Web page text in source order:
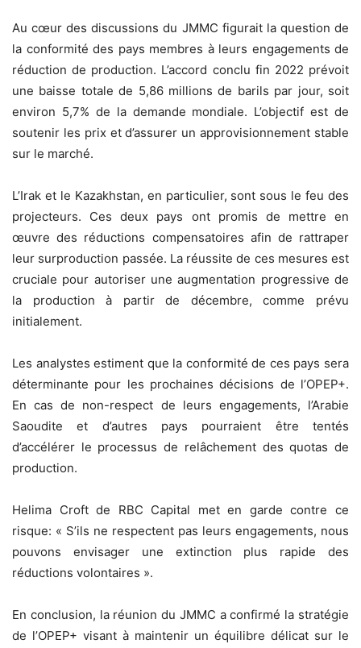
Au cœur des discussions du JMMC figurait la question de
la conformité des pays membres à leurs engagements de
réduction de production. L’accord conclu fin 2022 prévoit
une baisse totale de 5,86 millions de barils par jour, soit
environ 5,7% de la demande mondiale. L’objectif est de
soutenir les prix et d’assurer un approvisionnement stable
sur le marché.
L’Irak et le Kazakhstan, en particulier, sont sous le feu des
projecteurs. Ces deux pays ont promis de mettre en
œuvre des réductions compensatoires afin de rattraper
leur surproduction passée. La réussite de ces mesures est
cruciale pour autoriser une augmentation progressive de
la production à partir de décembre, comme prévu
initialement.
Les analystes estiment que la conformité de ces pays sera
déterminante pour les prochaines décisions de l’OPEP+.
En cas de non-respect de leurs engagements, l’Arabie
Saoudite et d’autres pays pourraient être tentés
d’accélérer le processus de relâchement des quotas de
production.
Helima Croft de RBC Capital met en garde contre ce
risque: « S’ils ne respectent pas leurs engagements, nous
pouvons envisager une extinction plus rapide des
réductions volontaires ».
En conclusion, la réunion du JMMC a confirmé la stratégie
de l’OPEP+ visant à maintenir un équilibre délicat sur le